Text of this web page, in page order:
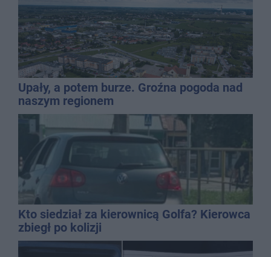
Upały, a potem burze. Groźna pogoda nad
naszym regionem
Kto siedział za kierownicą Golfa? Kierowca
zbiegł po kolizji